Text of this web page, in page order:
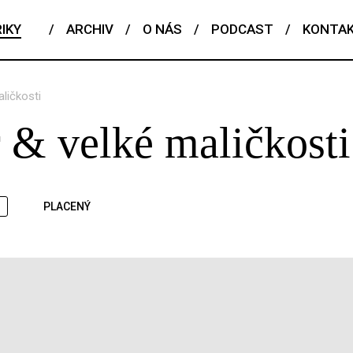
/ ARCHIV / O NÁS / PODCAST /
& velké maličkosti
PLACENÝ